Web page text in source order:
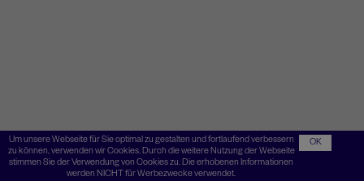
Um unsere Webseite für Sie optimal zu gestalten und fortlaufend verbessern
zu können, verwenden wir Cookies. Durch die weitere Nutzung der Webseite
stimmen Sie der Verwendung von Cookies zu. Die erhobenen Informationen
werden NICHT für Werbezwecke verwendet.
OK